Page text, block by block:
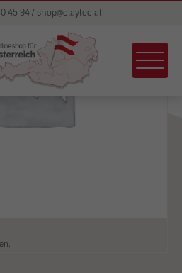
45 94 / shop@claytec.at